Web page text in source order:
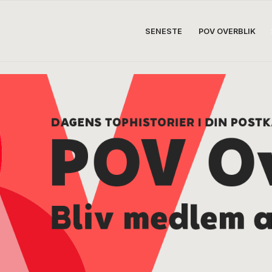
SENESTE POV OVERBLIK